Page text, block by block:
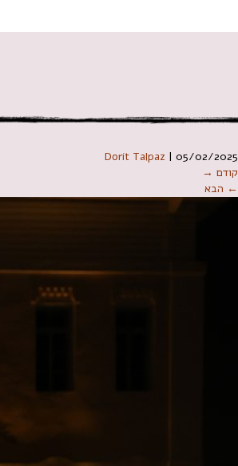
Dorit Talpaz |05/02/2025
קודם →
← הבא